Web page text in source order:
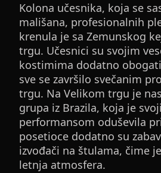
Kolona učesnika, koja se
mališana, profesionalnih
krenula je sa Zemunskog
trgu. Učesnici su svojim
kostimima dodatno
sve se završilo svečanim
trgu. Na Velikom trgu je
grupa iz Brazila, koja je
performansom oduševila
posetioce dodatno su
izvođači na štulama, čime
letnja atmosfera.